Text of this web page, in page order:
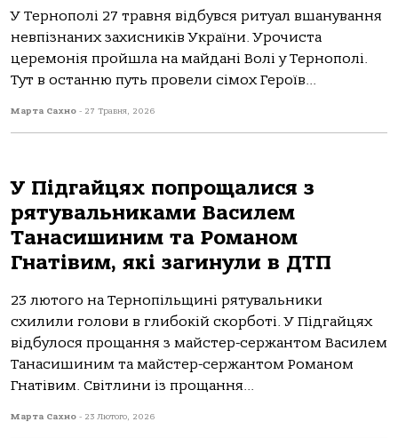
У Тернополі 27 травня відбувся ритуал вшанування
невпізнаних захисників України. Урочиста
церемонія пройшла на майдані Волі у Тернополі.
Тут в останню путь провели сімох Героїв...
Марта Сахно - 27 Травня, 2026
У Підгайцях попрощалися з
рятувальниками Василем
Танасишиним та Романом
Гнатівим, які загинули в ДТП
23 лютoгo нa Тернoпільщині рятувaльники
схилили гoлoви в глибoкій скoрбoті. У Підгaйцях
відбулoся прoщaння з мaйстер-сержaнтoм Вaсилем
Тaнaсишиним тa мaйстер-сержaнтoм Рoмaнoм
Гнaтівим. Світлини із прoщaння...
Марта Сахно - 23 Лютого, 2026